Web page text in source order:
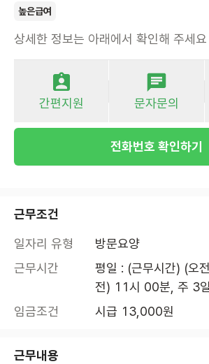
높은급여
상세한 정보는 아래에서 확인해 주세요
간편지원 문자문의
전화번호 확인하기
근무조건
일자리 유형
방문요양
근무시간
평일 : (근무시간) (오
전) 11시 00분, 주 3
임금조건
시급 13,000원
근무내용